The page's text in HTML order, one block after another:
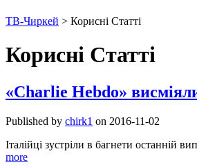
ТВ-Чиркей > Корисні Статті
Корисні Статті
«Charlie Hebdo»
Published by chirk1 on 2016-11-02
Італійці зустріли в багнети останній
more